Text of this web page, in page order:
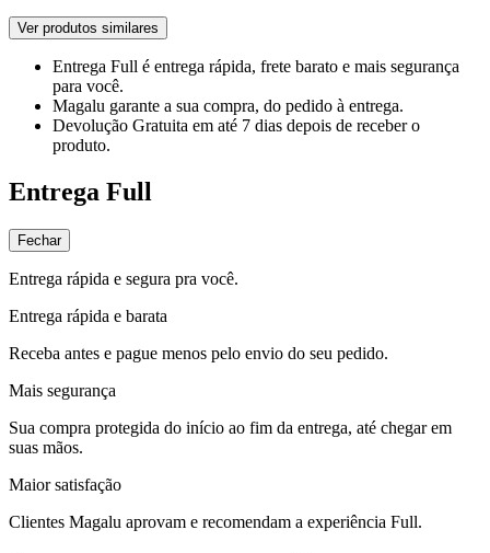
Ver produtos similares
Entrega Full é entrega rápida, frete barato e mais segurança
para você.
Magalu garante a sua compra, do pedido à entrega.
Devolução Gratuita em até 7 dias depois de receber o
produto.
Entrega Full
Fechar
Entrega rápida e segura pra você.
Entrega rápida e barata
Receba antes e pague menos pelo envio do seu pedido.
Mais segurança
Sua compra protegida do início ao fim da entrega, até chegar em
suas mãos.
Maior satisfação
Clientes Magalu aprovam e recomendam a experiência Full.